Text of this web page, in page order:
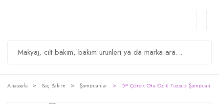
Anasayfa Saç Bakım Şampuanlar DP Çörek Otu Özlü Tuzsuz Şampuan